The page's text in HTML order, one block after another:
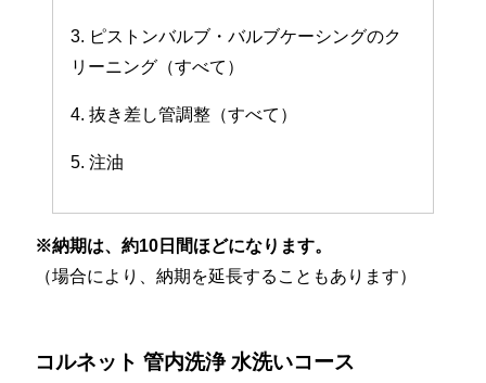
3. ピストンバルブ・バルブケーシングのク
リーニング（すべて）
4. 抜き差し管調整（すべて）
5. 注油
※納期は、約10日間ほどになります。
（場合により、納期を延長することもあります）
コルネット 管内洗浄 水洗いコース